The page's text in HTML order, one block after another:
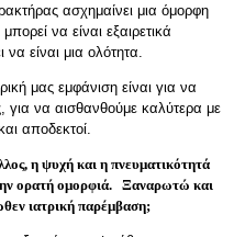
ασχημαίνει μια όμορφη
να είναι εξαιρετικά
είναι μια ολότητα.
μας εμφάνιση είναι για να
για να αισθανθούμε καλύτερα με
αποδεκτοί.
η ψυχή και η πνευματικότητά
ορατή ομορφιά. Ξαναρωτώ και
ιατρική παρέμβαση;